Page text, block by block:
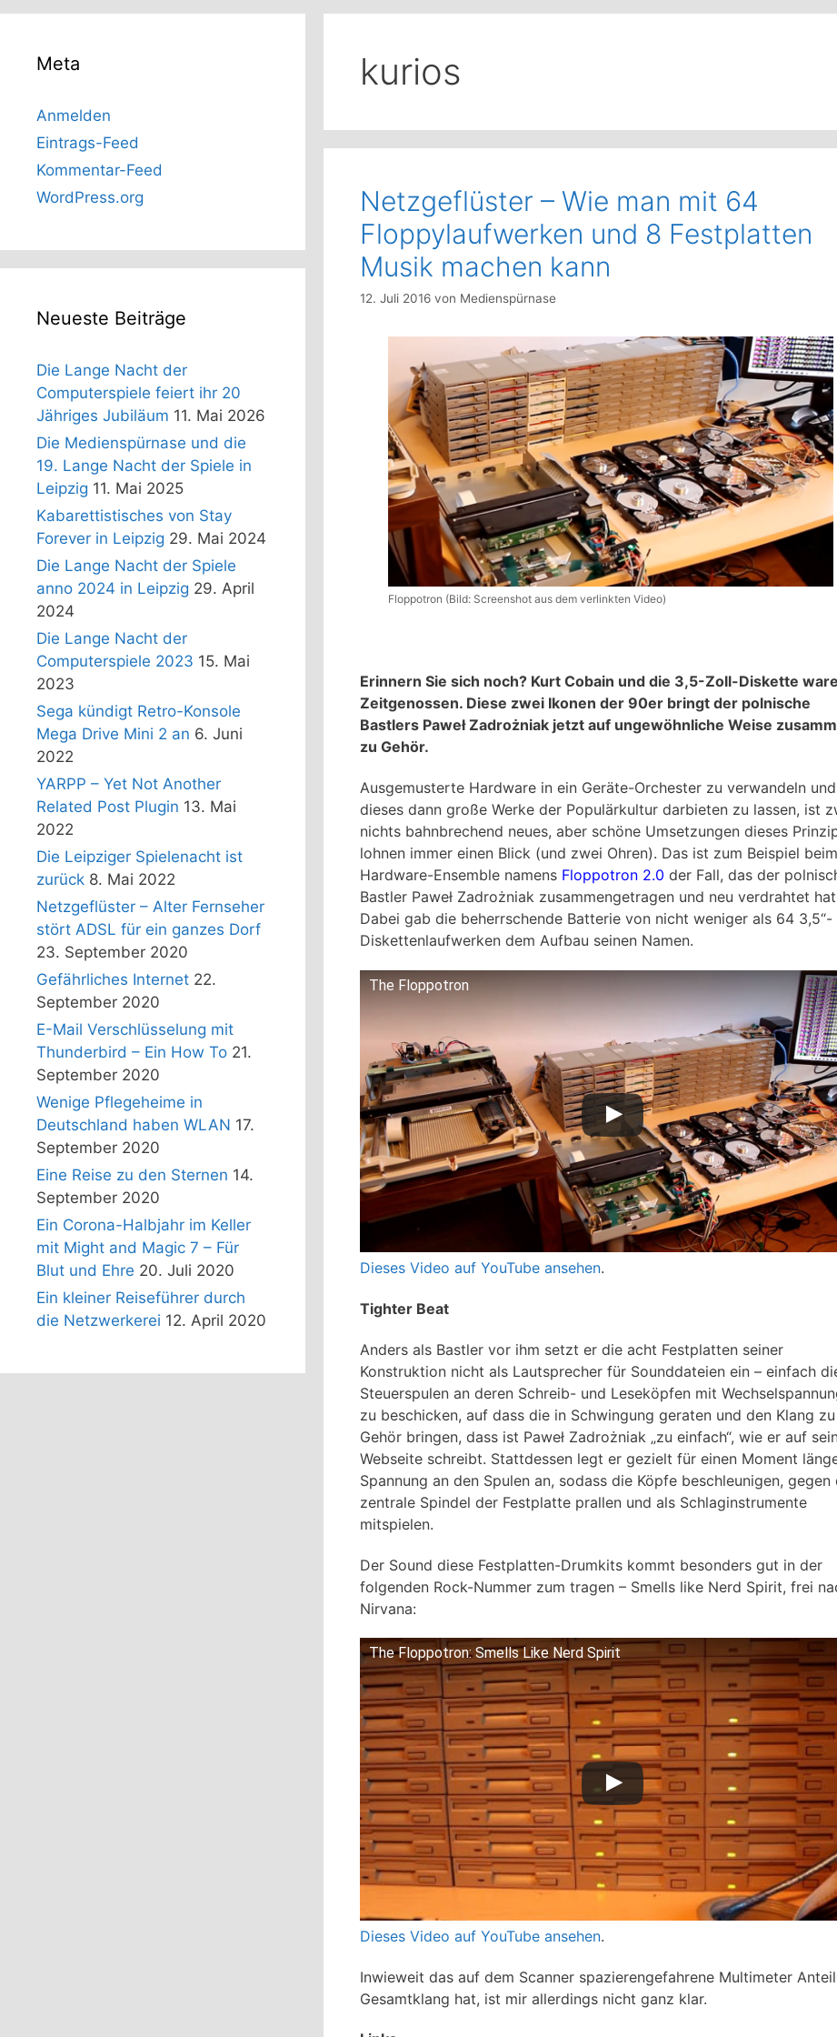
kurios
Netzgeflüster – Wie man mit 64
Floppylaufwerken und 8 Festplatten
Musik machen kann
12. Juli 2016 von Medienspürnase
Floppotron (Bild: Screenshot aus dem verlinkten Video)
Erinnern Sie sich noch? Kurt Cobain und die 3,5-Zoll-Diskette
Zeitgenossen. Diese zwei Ikonen der 90er bringt der polnische
Bastlers Paweł Zadrożniak jetzt auf ungewöhnliche Weise
zu Gehör.
Ausgemusterte Hardware in ein Geräte-Orchester zu verwandeln und
dieses dann große Werke der Populärkultur darbieten zu lassen, ist
nichts bahnbrechend neues, aber schöne Umsetzungen dieses
lohnen immer einen Blick (und zwei Ohren). Das ist zum Beispiel beim
Hardware-Ensemble namens Floppotron 2.0 der Fall, das der
Bastler Paweł Zadrożniak zusammengetragen und neu verdrahtet
Dabei gab die beherrschende Batterie von nicht weniger als 64 3,5“-
Diskettenlaufwerken dem Aufbau seinen Namen.
The Floppotron
Dieses Video auf YouTube ansehen.
Tighter Beat
Anders als Bastler vor ihm setzt er die acht Festplatten seiner
Konstruktion nicht als Lautsprecher für Sounddateien ein – einfach
Steuerspulen an deren Schreib- und Leseköpfen mit
zu beschicken, auf dass die in Schwingung geraten und den Klang zu
Gehör bringen, dass ist Paweł Zadrożniak „zu einfach“, wie er auf
Webseite schreibt. Stattdessen legt er gezielt für einen Moment
Spannung an den Spulen an, sodass die Köpfe beschleunigen, gegen
zentrale Spindel der Festplatte prallen und als Schlaginstrumente
mitspielen.
Der Sound diese Festplatten-Drumkits kommt besonders gut in der
folgenden Rock-Nummer zum tragen – Smells like Nerd Spirit, frei
Nirvana:
The Floppotron: Smells Like Nerd Spirit
Dieses Video auf YouTube ansehen.
Inwieweit das auf dem Scanner spazierengefahrene Multimeter
Gesamtklang hat, ist mir allerdings nicht ganz klar.
Meta
Anmelden
Eintrags-Feed
Kommentar-Feed
WordPress.org
Neueste Beiträge
Die Lange Nacht der
Computerspiele feiert ihr 20
Jähriges Jubiläum 11. Mai 2026
Die Medienspürnase und die
19. Lange Nacht der Spiele in
Leipzig 11. Mai 2025
Kabarettistisches von Stay
Forever in Leipzig 29. Mai 2024
Die Lange Nacht der Spiele
anno 2024 in Leipzig 29. April
2024
Die Lange Nacht der
Computerspiele 2023 15. Mai
2023
Sega kündigt Retro-Konsole
Mega Drive Mini 2 an 6. Juni
2022
YARPP – Yet Not Another
Related Post Plugin 13. Mai
2022
Die Leipziger Spielenacht ist
zurück 8. Mai 2022
Netzgeflüster – Alter Fernseher
stört ADSL für ein ganzes Dorf
23. September 2020
Gefährliches Internet 22.
September 2020
E-Mail Verschlüsselung mit
Thunderbird – Ein How To 21.
September 2020
Wenige Pflegeheime in
Deutschland haben WLAN 17.
September 2020
Eine Reise zu den Sternen 14.
September 2020
Ein Corona-Halbjahr im Keller
mit Might and Magic 7 – Für
Blut und Ehre 20. Juli 2020
Ein kleiner Reiseführer durch
die Netzwerkerei 12. April 2020